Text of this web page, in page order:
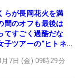
らが長岡花火を満
のオフも最後は
てすごく過酷だな
子ツアーの“ヒトネ
7日 (金) 09時29分